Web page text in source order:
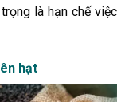
là hạn chế việc
hạt